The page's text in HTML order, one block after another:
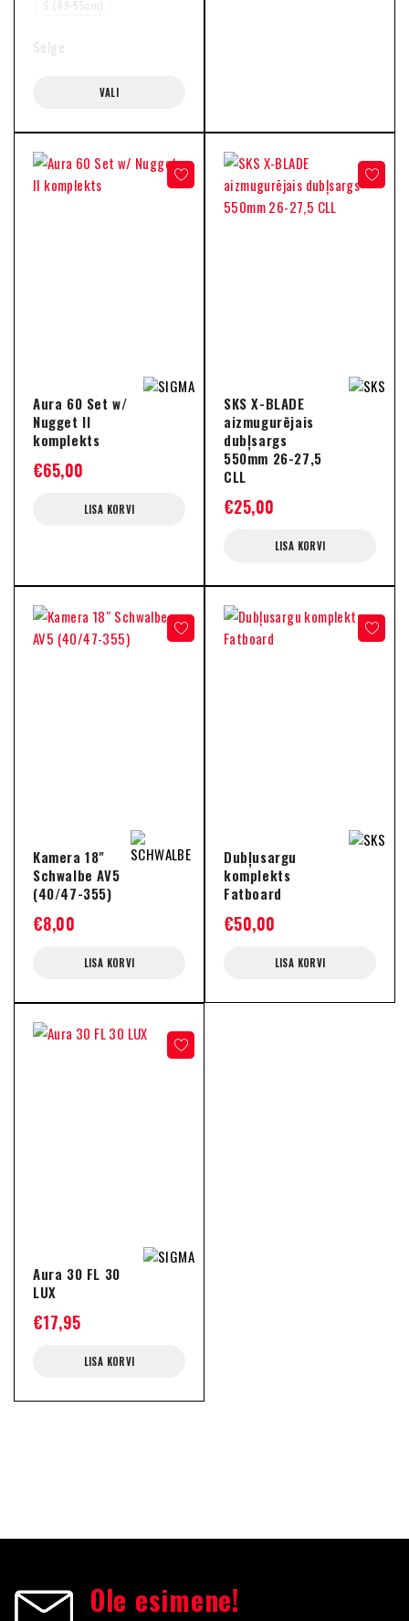
S (49-55cm)
Selge
VALI
Aura 60 Set w/
Nugget II
komplekts
€65,00
LISA KORVI
SKS X-BLADE
aizmugurējais
dubļsargs
550mm 26-27,5
CLL
€25,00
LISA KORVI
Kamera 18"
Schwalbe AV5
(40/47-355)
€8,00
LISA KORVI
Dubļusargu
komplekts
Fatboard
€50,00
LISA KORVI
Aura 30 FL 30
LUX
€17,95
LISA KORVI
Ole esimene!